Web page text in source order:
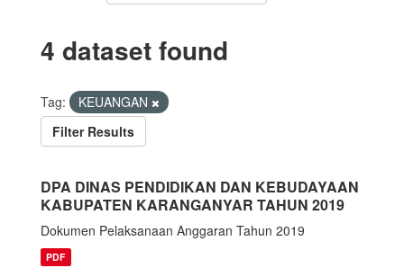
4 dataset found
Tag:
KEUANGAN
Filter Results
DPA DINAS PENDIDIKAN DAN KEBUDAYAAN
KABUPATEN KARANGANYAR TAHUN 2019
Dokumen Pelaksanaan Anggaran Tahun 2019
PDF